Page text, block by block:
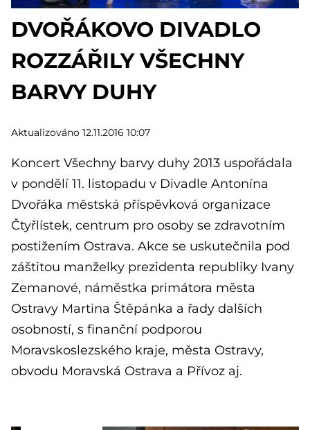
DVOŘÁKOVO DIVADLO
ROZZÁŘILY VŠECHNY
BARVY DUHY
Aktualizováno 12.11.2016 10:07
Koncert Všechny barvy duhy 2013 uspořádala
v pondělí 11. listopadu v Divadle Antonína
Dvořáka městská příspěvková organizace
Čtyřlístek, centrum pro osoby se zdravotním
postižením Ostrava. Akce se uskutečnila pod
záštitou manželky prezidenta republiky Ivany
Zemanové, náměstka primátora města
Ostravy Martina Štěpánka a řady dalších
osobností, s finanční podporou
Moravskoslezského kraje, města Ostravy,
obvodu Moravská Ostrava a Přívoz aj.